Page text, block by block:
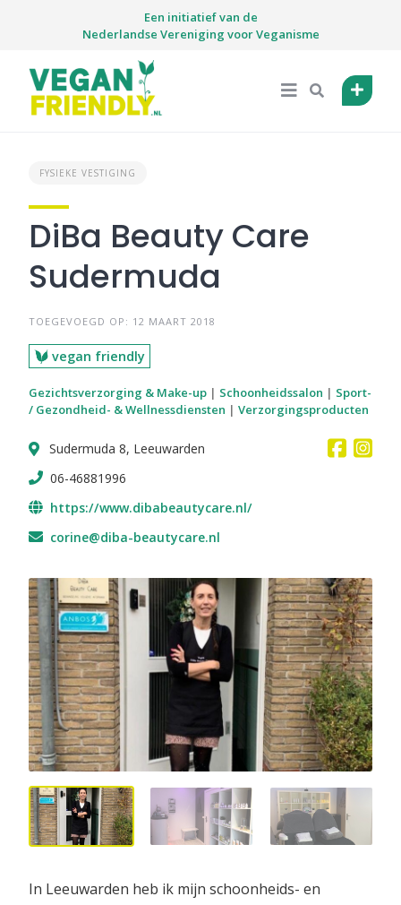
Een initiatief van de
Nederlandse Vereniging voor Veganisme
FYSIEKE VESTIGING
DiBa Beauty Care
Sudermuda
TOEGEVOEGD OP: 12 MAART 2018
vegan friendly
Gezichtsverzorging & Make-up | Schoonheidssalon | Sport-
/ Gezondheid- & Wellnessdiensten | Verzorgingsproducten
Sudermuda 8, Leeuwarden
06-46881996
https://www.dibabeautycare.nl/
corine@diba-beautycare.nl
In Leeuwarden heb ik mijn schoonheids- en